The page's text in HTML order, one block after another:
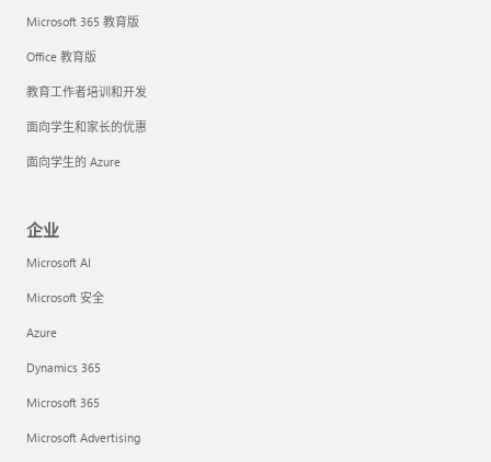
Microsoft 365 教育版
Office 教育版
教育工作者培训和开发
面向学生和家长的优惠
面向学生的 Azure
企业
Microsoft AI
Microsoft 安全
Azure
Dynamics 365
Microsoft 365
Microsoft Advertising